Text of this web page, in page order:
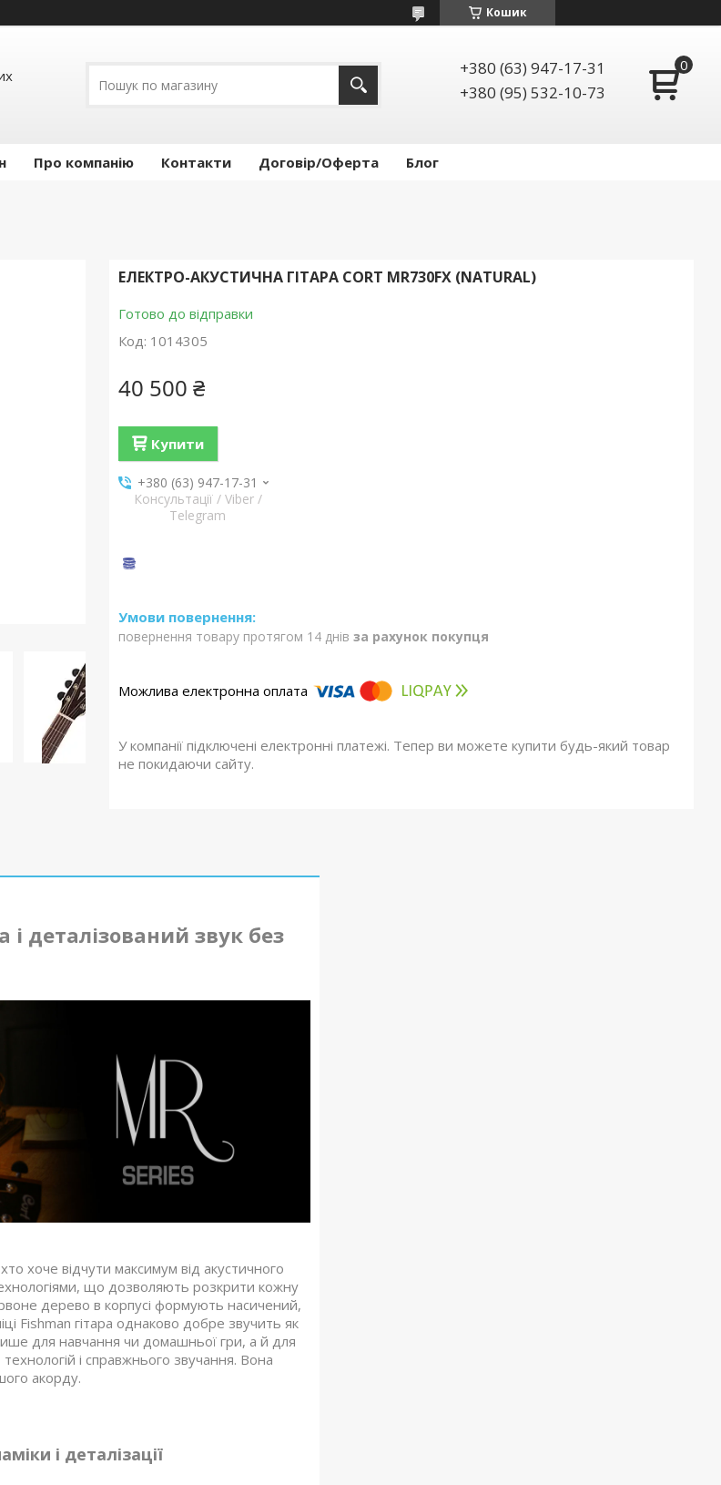
Кошик
+380 (63) 947-17-31
+380 (95) 532-10-73
Про компанію Контакти Договір/Оферта Блог
ЕЛЕКТРО-АКУСТИЧНА ГІТАРА CORT MR730FX (NATURAL)
Готово до відправки
Код: 1014305
40 500 ₴
Купити
+380 (63) 947-17-31
Консультації / Viber /
Telegram
повернення товару протягом 14 днів за рахунок покупця
У компанії підключені електронні платежі. Тепер ви можете купити будь-який товар
не покидаючи сайту.
і деталізований звук без
хоче відчути максимум від акустичного
що дозволяють розкрити кожну
дерево в корпусі формують насичений,
Fishman гітара однаково добре звучить як
для навчання чи домашньої гри, а й для
і справжнього звучання. Вона
акорду.
і деталізації